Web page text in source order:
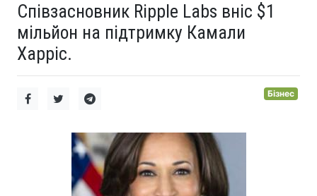
Співзасновник Ripple Labs вніс $1
мільйон на підтримку Камали
Харріс.
Бізнес